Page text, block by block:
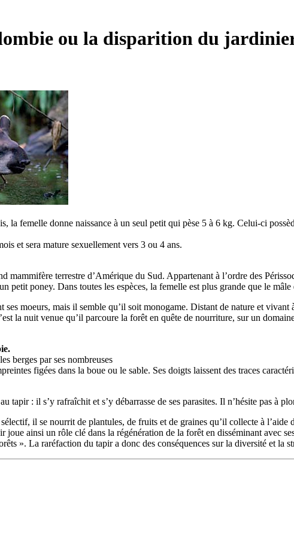
ou la disparition du
la femelle donne naissance à un seul petit qui pèse 5 à 6 kg. Celui-ci
et sera mature sexuellement vers 3 ou 4 ans.
mammifère terrestre d’Amérique du Sud. Appartenant à l’ordre des
petit poney. Dans toutes les espèces, la femelle est plus grande que le
ses moeurs, mais il semble qu’il soit monogame. Distant de nature et
la nuit venue qu’il parcoure la forêt en quête de nourriture, sur un
berges par ses nombreuses
figées dans la boue ou le sable. Ses doigts laissent des traces
tapir : il s’y rafraîchit et s’y débarrasse de ses parasites. Il n’hésite pas à
il se nourrit de plantules, de fruits et de graines qu’il collecte à
joue ainsi un rôle clé dans la régénération de la forêt en disséminant avec
». La raréfaction du tapir a donc des conséquences sur la diversité et la